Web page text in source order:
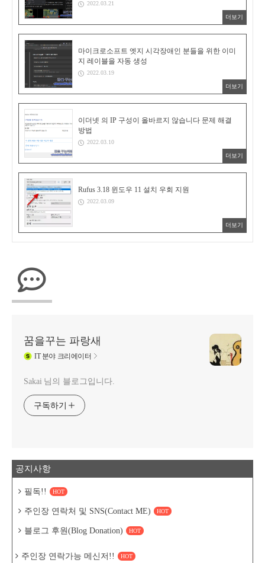
2022.03.21
더보기
마이크로소프트 엣지 시각장애인 분들을 위한 이미
지 레이블을 자동 생성
2022.03.19
더보기
이더넷 의 IP 구성이 올바르지 않습니다 문제 해결
방법
2022.03.10
더보기
Rufus 3.18 윈도우 11 설치 우회 지원
2022.03.09
더보기
꿈을꾸는 파랑새
IT분야 크리에이터
Sakai 님의 블로그입니다.
구독하기
공지사항
필독!! HOT
주인장 연락처 및 SNS(Contact ME) HOT
블로그 후원(Blog Donation) HOT
주인장 연락가능 메신저!! HOT